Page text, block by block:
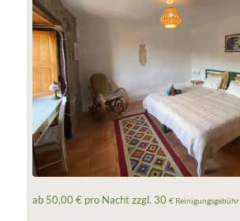
ab 50,00 € pro Nacht zzgl. 30€ Reinigungsgebühr